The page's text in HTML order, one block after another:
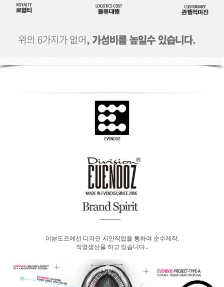
이븐도즈에선 디자인 시안작업을 통하여 순수제작,
직영생산을 하고 있습니다..